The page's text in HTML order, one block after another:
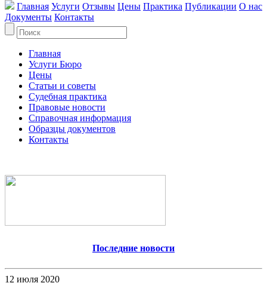
Главная Услуги Отзывы Цены Практика Публикации О нас
Документы Контакты
Главная
Услуги Бюро
Цены
Статьи и советы
Судебная практика
Правовые новости
Справочная информация
Образцы документов
Контакты
Последние новости
12 июля 2020